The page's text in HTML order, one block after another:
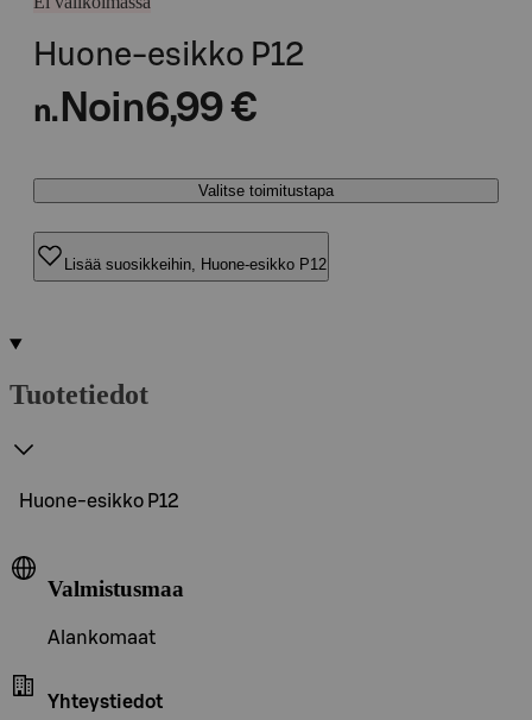
Huone-esikko P12
n. Noin6,99 €
Valitse toimitustapa
Lisää suosikkeihin, Huone-esikko P12
Tuotetiedot
Huone-esikko P12
Valmistusmaa
Alankomaat
Yhteystiedot